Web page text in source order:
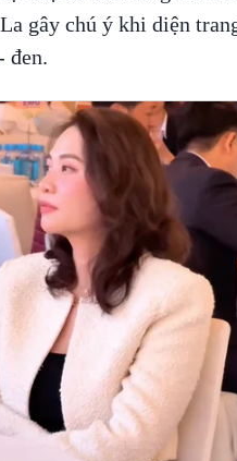
gây chú ý khi diện
đen.